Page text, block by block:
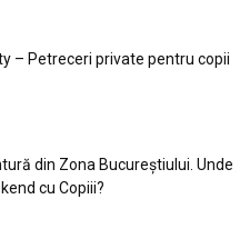
– Petreceri private pentru copii
din Zona Bucureştiului. Unde
cu Copiii?